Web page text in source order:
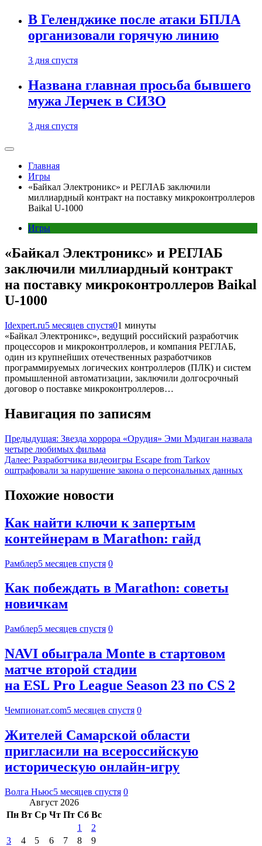
В Геленджике после атаки БПЛА
организовали горячую линию
3 дня спустя
Названа главная просьба бывшего
мужа Лерчек в СИЗО
3 дня спустя
Главная
Игры
«Байкал Электроникс» и РЕГЛАБ заключили
миллиардный контракт на поставку микроконтроллеров
Baikal U-1000
Игры
«Байкал Электроникс» и РЕГЛАБ
заключили миллиардный контракт
на поставку микроконтроллеров Baikal
U-1000
Idexpert.ru5 месяцев спустя01 минуты
«Байкал Электроникс», ведущий российский разработчик
процессоров и микроконтроллеров, и компания РЕГЛАБ,
один из крупнейших отечественных разработчиков
программируемых логических контроллеров (ПЛК) и систем
промышленной автоматизации, заключили долгосрочный
договор о поставке микроконтроллеров…
Навигация по записям
Предыдущая: Звезда хоррора «Орудия» Эми Мэдиган назвала
четыре любимых фильма
Далее: Разработчика видеоигры Escape from Tarkov
оштрафовали за нарушение закона о персональных данных
Похожие новости
Как найти ключи к запертым
контейнерам в Marathon: гайд
Рамблер5 месяцев спустя 0
Как побеждать в Marathon: советы
новичкам
Рамблер5 месяцев спустя 0
NAVI обыграла Monte в стартовом
матче второй стадии
на ESL Pro League Season 23 по CS 2
Чемпионат.com5 месяцев спустя 0
Жителей Самарской области
пригласили на всероссийскую
историческую онлайн-игру
Волга Ньюс5 месяцев спустя 0
Август 2026
Пн Вт Ср Чт Пт Сб Вс
1
2
3
4 5 6 7 8
9